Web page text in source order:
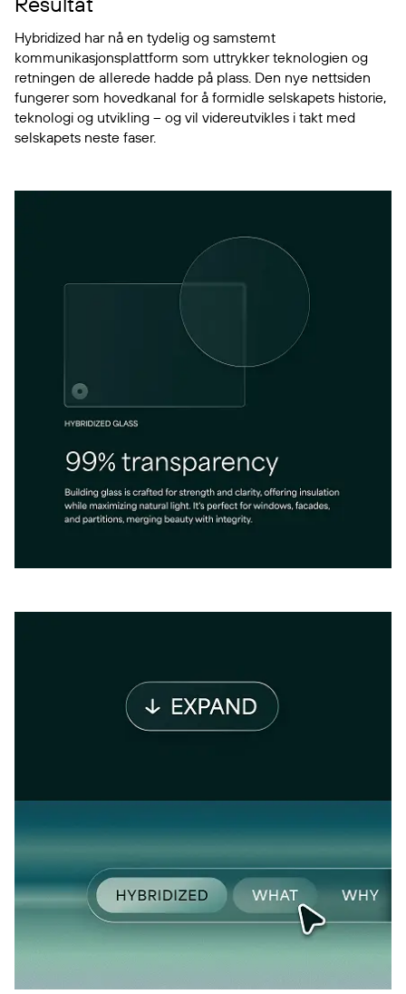
Hybridized har nå en tydelig og samstemt
kommunikasjonsplattform som uttrykker teknologien og
retningen de allerede hadde på plass. Den nye nettsiden
fungerer som hovedkanal for å formidle selskapets historie,
teknologi og utvikling – og vil videreutvikles i takt med
selskapets neste faser.